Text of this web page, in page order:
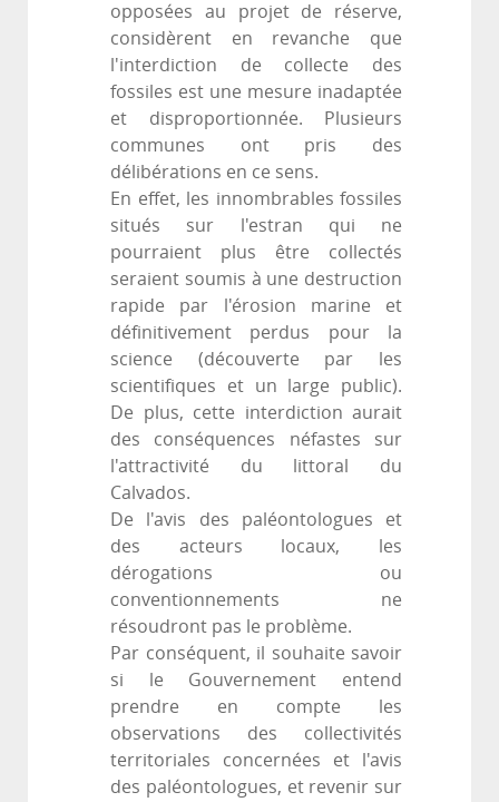
opposées au projet de réserve,
considèrent en revanche que
l'interdiction de collecte des
fossiles est une mesure inadaptée
et disproportionnée. Plusieurs
communes ont pris des
délibérations en ce sens.
En effet, les innombrables fossiles
situés sur l'estran qui ne
pourraient plus être collectés
seraient soumis à une destruction
rapide par l'érosion marine et
définitivement perdus pour la
science (découverte par les
scientifiques et un large public).
De plus, cette interdiction aurait
des conséquences néfastes sur
l'attractivité du littoral du
Calvados.
De l'avis des paléontologues et
des acteurs locaux, les
dérogations ou
conventionnements ne
résoudront pas le problème.
Par conséquent, il souhaite savoir
si le Gouvernement entend
prendre en compte les
observations des collectivités
territoriales concernées et l'avis
des paléontologues, et revenir sur